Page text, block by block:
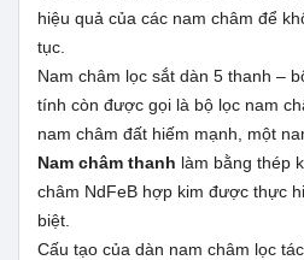
hiệu quả của các nam châm để
tục.
Nam châm lọc sắt dàn 5 thanh –
tính còn được gọi là bộ lọc nam
nam châm đất hiếm mạnh, một
Nam châm thanh làm bằng thép
châm NdFeB hợp kim được thực
biệt.
Cấu tạo của dàn nam châm lọc